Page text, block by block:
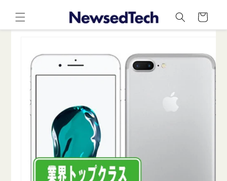
ンツに
進む
ー
ト
キップ